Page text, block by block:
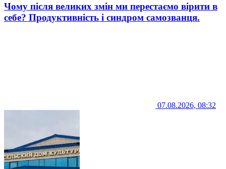
Чому після великих змін ми перестаємо вірити в
себе? Продуктивність і синдром самозванця.
07.08.2026, 08:32